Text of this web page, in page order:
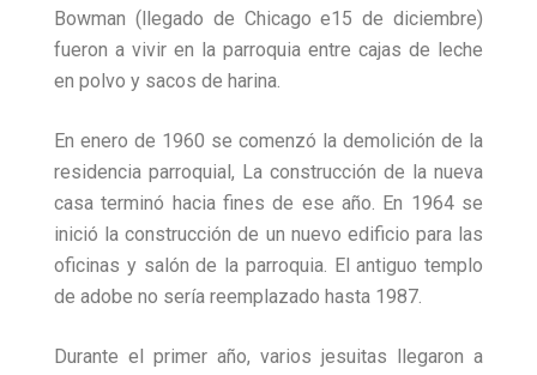
Bowman (llegado de Chicago e15 de diciembre)
fueron a vivir en la parroquia entre cajas de leche
en polvo y sacos de harina.
En enero de 1960 se comenzó la demolición de la
residencia parroquial, La construcción de la nueva
casa terminó hacia fines de ese año. En 1964 se
inició la construcción de un nuevo edificio para las
oficinas y salón de la parroquia. El antiguo templo
de adobe no sería reemplazado hasta 1987.
Durante el primer año, varios jesuitas llegaron a